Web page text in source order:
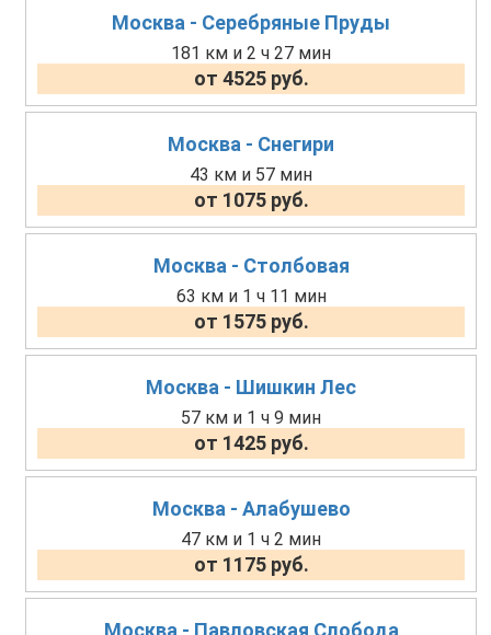
Москва - Серебряные Пруды
181 км и 2 ч 27 мин
от 4525 руб.
Москва - Снегири
43 км и 57 мин
от 1075 руб.
Москва - Столбовая
63 км и 1 ч 11 мин
от 1575 руб.
Москва - Шишкин Лес
57 км и 1 ч 9 мин
от 1425 руб.
Москва - Алабушево
47 км и 1 ч 2 мин
от 1175 руб.
Москва - Павловская Слобода